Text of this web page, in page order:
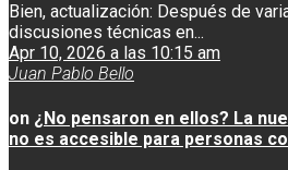
Bien, actualización: Después de
discusiones técnicas en...
Apr 10, 2026 a las 10:15 am
Juan Pablo Bello
on ¿No pensaron en ellos? La
no es accesible para personas